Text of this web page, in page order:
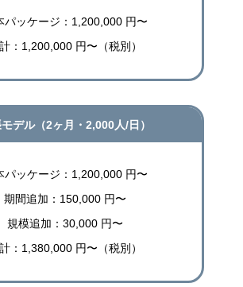
パッケージ：1,200,000 円〜
：1,200,000 円〜（税別）
デル（2ヶ月・2,000人/日）
パッケージ：1,200,000 円〜
期間追加：150,000 円〜
規模追加：30,000 円〜
：1,380,000 円〜（税別）